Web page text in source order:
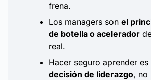
frena.
Los managers son el
de botella o acelerador
real.
Hacer seguro aprender es
decisión de liderazgo, no